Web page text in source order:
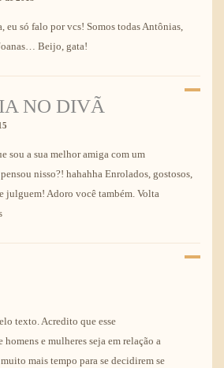
eu só falo por vcs! Somos todas Antônias,
Beijo, gata!
NO DIVÃ
sou a sua melhor amiga com um
nisso?! hahahha Enrolados, gostosos,
julguem! Adoro você também. Volta
texto. Acredito que esse
e mulheres seja em relação a
mais tempo para se decidirem se